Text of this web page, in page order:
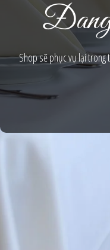
Shop sẽ phục vụ lại trong